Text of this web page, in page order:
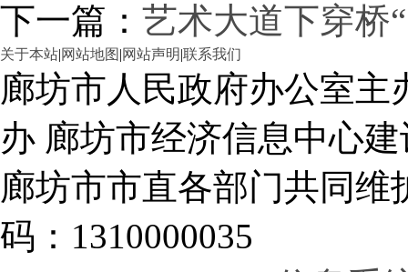
下一篇： 艺术大道下穿桥
关于本站|网站地图 |网站声明|联系我们
廊坊市人民政府办公室
办 廊坊市经济信息中心建
廊坊市市直各部门共同
码：1310000035